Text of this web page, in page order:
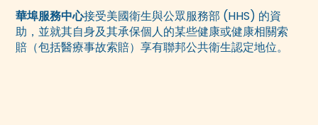
華埠服務中心接受美國衛生與公眾服務部 (HHS) 的資
助，並就其自身及其承保個人的某些健康或健康相關索
賠（包括醫療事故索賠）享有聯邦公共衛生認定地位。